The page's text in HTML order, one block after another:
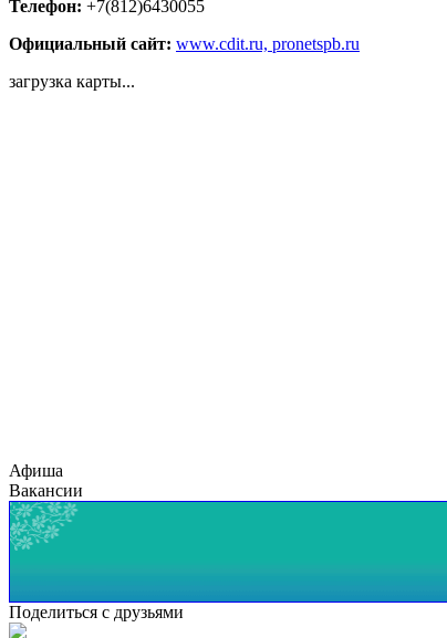
Телефон: +7(812)6430055
Официальный сайт: www.cdit.ru, pronetspb.ru
загрузка карты...
Афиша
Вакансии
Поделиться с друзьями